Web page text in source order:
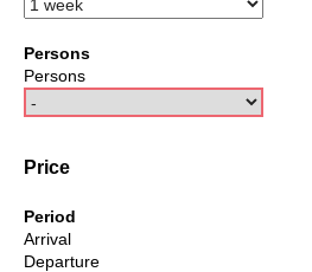
Persons
Persons
Price
Period
Arrival
Departure